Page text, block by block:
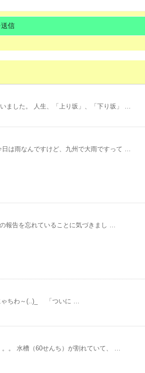
ました。 人生、「上り坂」、「下り坂」 …
は雨なんですけど、九州で大雨ですって …
報告を忘れていることに気づきまし …
ゃちわ～(..)_ 「ついに …
。 水槽（60せんち）が割れていて、 …